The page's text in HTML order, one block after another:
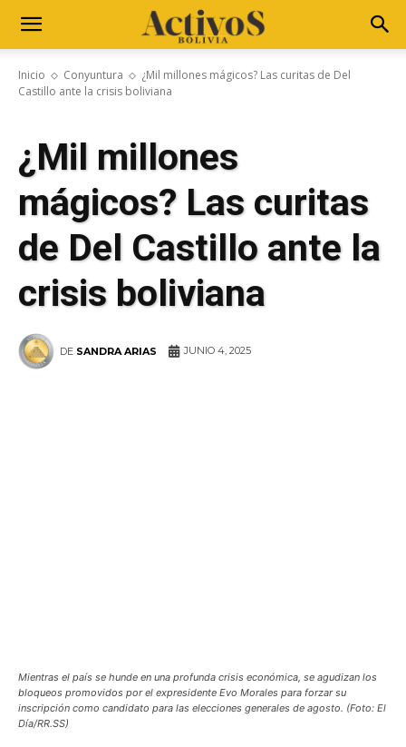
Inicio Conyuntura
¿Mil millones mágicos? Las curitas de Del
Castillo ante la crisis boliviana
¿Mil millones
mágicos? Las curitas
de Del Castillo ante la
crisis boliviana
DE SANDRA ARIAS JUNIO 4, 2025
Mientras el país se hunde en una profunda crisis económica, se agudizan los
bloqueos promovidos por el expresidente Evo Morales para forzar su
inscripción como candidato para las elecciones generales de agosto. (Foto: El
Día/RR.SS)